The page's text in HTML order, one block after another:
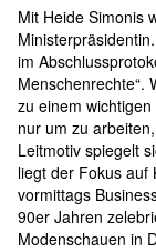
Mit Heide Simonis
im
Menschenrechte“.
zu einem
nur um zu
Leitmotiv spiegelt
liegt der Fokus auf
vormittags
90er Jahren
Modenschauen in